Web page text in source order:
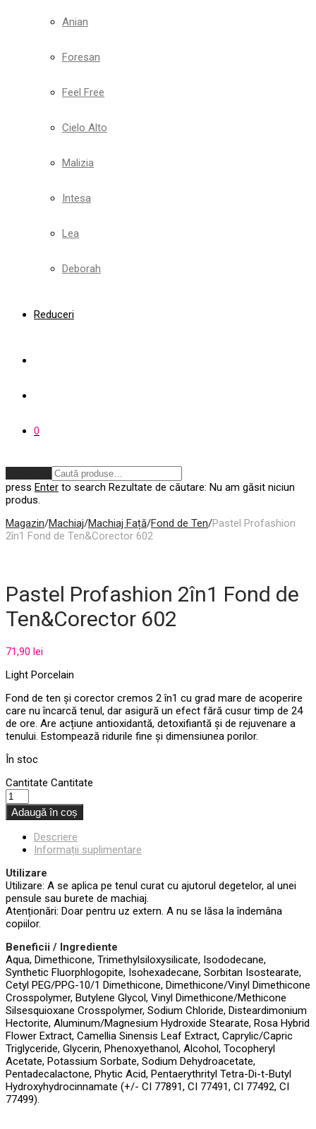
Anian
Foresan
Feel Free
Cielo Alto
Malizia
Intesa
Lea
Deborah
Reduceri
0
press Enter to search Rezultate de căutare: Nu am găsit niciun
produs.
Magazin/Machiaj/Machiaj Față/Fond de Ten/Pastel Profashion
2în1 Fond de Ten&Corector 602
Pastel Profashion 2în1 Fond de
Ten&Corector 602
71,90 lei
Light Porcelain
Fond de ten și corector cremos 2 în1 cu grad mare de acoperire
care nu încarcă tenul, dar asigură un efect fără cusur timp de 24
de ore. Are acțiune antioxidantă, detoxifiantă și de rejuvenare a
tenului. Estompează ridurile fine și dimensiunea porilor.
În stoc
Cantitate Cantitate
Adaugă în coș
Descriere
Informații suplimentare
Utilizare
Utilizare: A se aplica pe tenul curat cu ajutorul degetelor, al unei
pensule sau burete de machiaj.
Atenționări: Doar pentru uz extern. A nu se lăsa la îndemâna
copiilor.
Beneficii / Ingrediente
Aqua, Dimethicone, Trimethylsiloxysilicate, Isododecane,
Synthetic Fluorphlogopite, Isohexadecane, Sorbitan Isostearate,
Cetyl PEG/PPG-10/1 Dimethicone, Dimethicone/Vinyl Dimethicone
Crosspolymer, Butylene Glycol, Vinyl Dimethicone/Methicone
Silsesquioxane Crosspolymer, Sodium Chloride, Disteardimonium
Hectorite, Aluminum/Magnesium Hydroxide Stearate, Rosa Hybrid
Flower Extract, Camellia Sinensis Leaf Extract, Caprylic/Capric
Triglyceride, Glycerin, Phenoxyethanol, Alcohol, Tocopheryl
Acetate, Potassium Sorbate, Sodium Dehydroacetate,
Pentadecalactone, Phytic Acid, Pentaerythrityl Tetra-Di-t-Butyl
Hydroxyhydrocinnamate (+/- CI 77891, CI 77491, CI 77492, CI
77499).